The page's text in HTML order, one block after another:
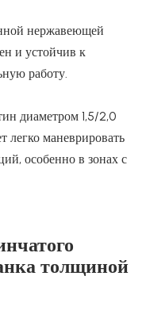
нержавеющей
и устойчив к
работу.
диаметром 1,5/2,0
легко маневрировать
особенно в зонах с
толщиной